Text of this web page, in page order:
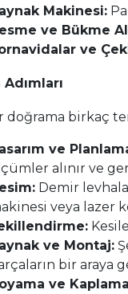
Makinesi:
ve Bükme
ve
doğrama birkaç
ve
alınır ve
Demir
veya lazer
ve Montaj:
bir araya
ve